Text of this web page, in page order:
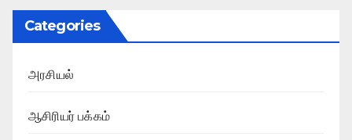
Categories
அரசியல்
ஆசிரியர் பக்கம்